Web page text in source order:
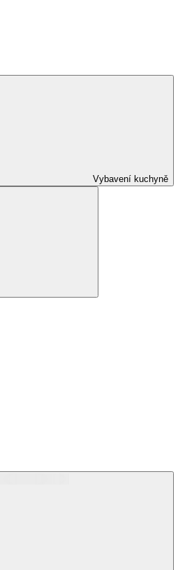
Vybavení kuchyně